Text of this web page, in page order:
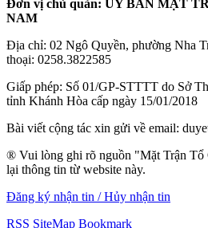
Đơn vị chủ quản: ỦY BAN MẶT
NAM
Địa chỉ: 02 Ngô Quyền, phường Nha
thoại: 0258.3822585
Giấp phép: Số 01/GP-STTTT do Sở
tỉnh Khánh Hòa cấp ngày 15/01/2018
Bài viết cộng tác xin gửi về email:
® Vui lòng ghi rõ nguồn "Mặt Trận Tổ
lại thông tin từ website này.
Đăng ký nhận tin / Hủy nhận tin
RSS SiteMap Bookmark